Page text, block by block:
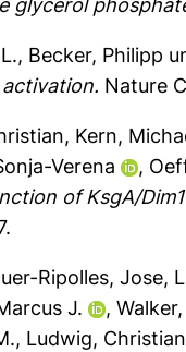
glycerol
, Becker, Philipp
Nature
, Kern,
Verena ,
of KsgA/
Ripolles, Jose,
J. ,
, Ludwig, Christian